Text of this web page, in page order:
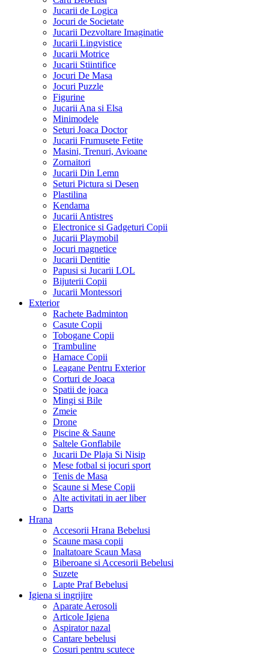
Jucarii de Logica
Jocuri de Societate
Jucarii Dezvoltare Imaginatie
Jucarii Lingvistice
Jucarii Motrice
Jucarii Stiintifice
Jocuri De Masa
Jocuri Puzzle
Figurine
Jucarii Ana si Elsa
Minimodele
Seturi Joaca Doctor
Jucarii Frumusete Fetite
Masini, Trenuri, Avioane
Zornaitori
Jucarii Din Lemn
Seturi Pictura si Desen
Plastilina
Kendama
Jucarii Antistres
Electronice si Gadgeturi Copii
Jucarii Playmobil
Jocuri magnetice
Jucarii Dentitie
Papusi si Jucarii LOL
Bijuterii Copii
Jucarii Montessori
Exterior
Rachete Badminton
Casute Copii
Tobogane Copii
Trambuline
Hamace Copii
Leagane Pentru Exterior
Corturi de Joaca
Spatii de joaca
Mingi si Bile
Zmeie
Drone
Piscine & Saune
Saltele Gonflabile
Jucarii De Plaja Si Nisip
Mese fotbal si jocuri sport
Tenis de Masa
Scaune si Mese Copii
Alte activitati in aer liber
Darts
Hrana
Accesorii Hrana Bebelusi
Scaune masa copii
Inaltatoare Scaun Masa
Biberoane si Accesorii Bebelusi
Suzete
Lapte Praf Bebelusi
Igiena si ingrijire
Aparate Aerosoli
Articole Igiena
Aspirator nazal
Cantare bebelusi
Cosuri pentru scutece